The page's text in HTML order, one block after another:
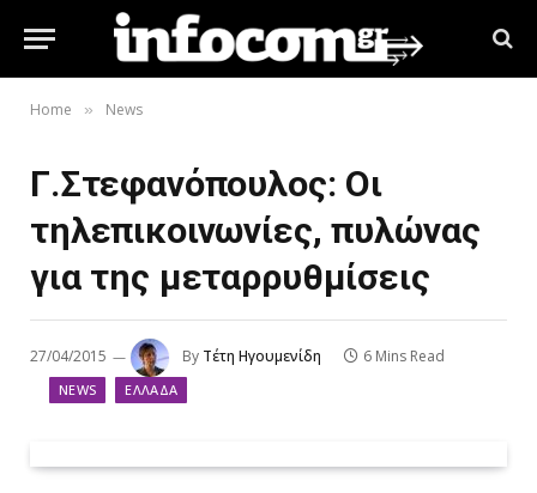
Home » News
Γ.Στεφανόπουλος: Οι
τηλεπικοινωνίες, πυλώνας
για της μεταρρυθμίσεις
27/04/2015 By Τέτη Ηγουμενίδη 6 Mins Read
NEWS ΕΛΛΆΔΑ